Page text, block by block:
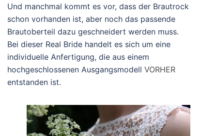
Und manchmal kommt es vor, dass der Brautrock
schon vorhanden ist, aber noch das passende
Brautoberteil dazu geschneidert werden muss.
Bei dieser Real Bride handelt es sich um eine
individuelle Anfertigung, die aus einem
hochgeschlossenen Ausgangsmodell VORHER
entstanden ist.